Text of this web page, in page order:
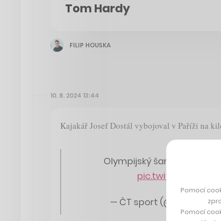
Tom Hardy
FILIP HOUSKA
10. 8. 2024 13:44
Kajakář Josef Dostál vybojoval v Paříži na
Olympijský šampion. 🥹
pic.twitter.com/
— ČT sport (@sportCT)
Pomocí
Pomocí